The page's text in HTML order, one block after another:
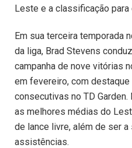
Leste e a classificação
Em sua terceira temporada
da liga, Brad Stevens
campanha de nove vitórias
em fevereiro, com
consecutivas no TD
as melhores médias do
de lance livre, além de ser
assistências.